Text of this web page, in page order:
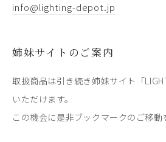
info@lighting-depot.jp
姉妹サイトのご案内
取扱商品は引き続き姉妹サイト「
いただけます。
この機会に是非ブックマークのご移動